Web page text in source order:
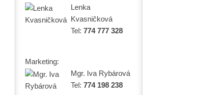
Lenka
Kvasničková
Tel: 774 777 328
Marketing:
Mgr. Iva Rybárová
Tel: 774 198 238